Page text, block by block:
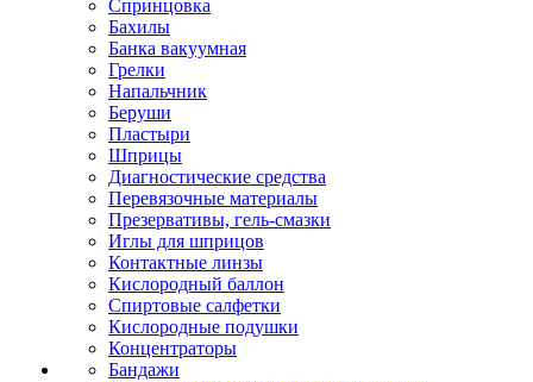
Спринцовка
Бахилы
Банка вакуумная
Грелки
Напальчник
Беруши
Пластыри
Шприцы
Диагностические средства
Перевязочные материалы
Презервативы, гель-смазки
Иглы для шприцов
Контактные линзы
Кислородный баллон
Спиртовые салфетки
Кислородные подушки
Концентраторы
Бандажи